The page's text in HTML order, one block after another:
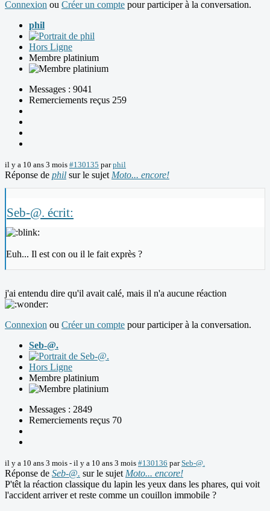
Connexion ou Créer un compte pour participer à la conversation.
phil
Hors Ligne
Membre platinium
Messages : 9041
Remerciements reçus 259
il y a 10 ans 3 mois #130135 parphil
Réponse de phil sur le sujet Moto... encore!
Seb-@. écrit:
Euh... Il est con ou il le fait exprès ?
j'ai entendu dire qu'il avait calé, mais il n'a aucune réaction
Connexion ou Créer un compte pour participer à la conversation.
Seb-@.
Hors Ligne
Membre platinium
Messages : 2849
Remerciements reçus 70
il y a 10 ans 3 mois - il y a 10 ans 3 mois #130136 parSeb-@.
Réponse de Seb-@. sur le sujet Moto... encore!
P'têt la réaction classique du lapin les yeux dans les phares, qui voit
l'accident arriver et reste comme un couillon immobile ?